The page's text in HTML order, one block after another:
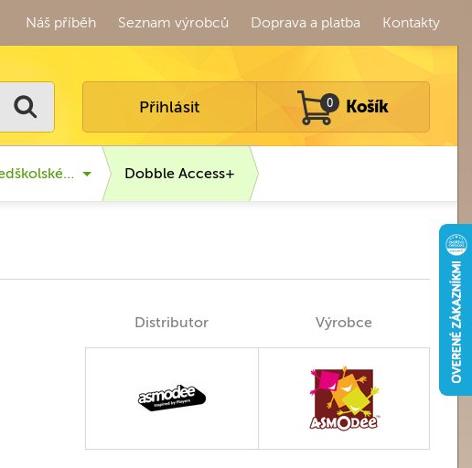
Náš příběh Seznam výrobců Doprava a platba Kontakty
Přihlásit 0 Košík
Dobble Access+
Distributor Výrobce